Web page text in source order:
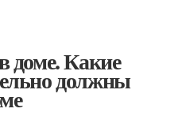
доме. Какие
должны